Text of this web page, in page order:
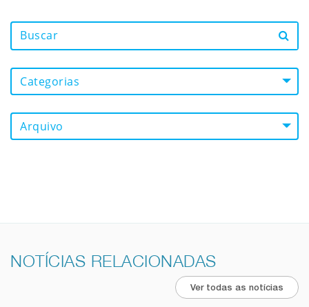
Categorias
Arquivo
NOTÍCIAS RELACIONADAS
Ver todas as notícias